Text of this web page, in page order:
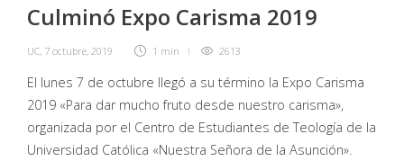
Culminó Expo Carisma 2019
UC, 7 octubre, 2019 1 min 2613
El lunes 7 de octubre llegó a su término la Expo Carisma
2019 «Para dar mucho fruto desde nuestro carisma»,
organizada por el Centro de Estudiantes de Teología de la
Universidad Católica «Nuestra Señora de la Asunción».